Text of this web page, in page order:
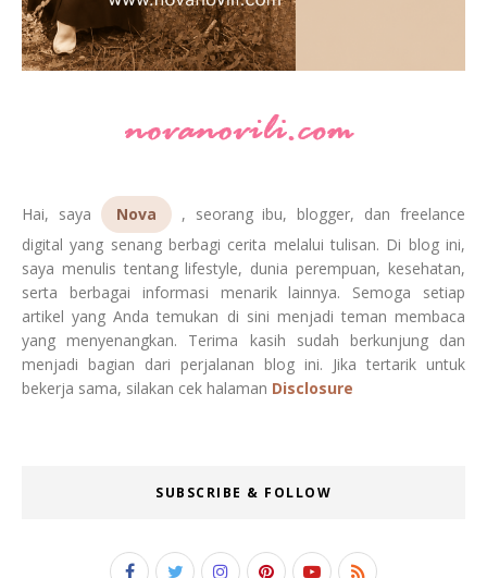
Hai, saya Nova
, seorang ibu, blogger, dan freelance
digital yang senang berbagi cerita melalui tulisan. Di blog ini,
saya menulis tentang lifestyle, dunia perempuan, kesehatan,
serta berbagai informasi menarik lainnya. Semoga setiap
artikel yang Anda temukan di sini menjadi teman membaca
yang menyenangkan. Terima kasih sudah berkunjung dan
menjadi bagian dari perjalanan blog ini. Jika tertarik untuk
bekerja sama, silakan cek halaman Disclosure
SUBSCRIBE & FOLLOW